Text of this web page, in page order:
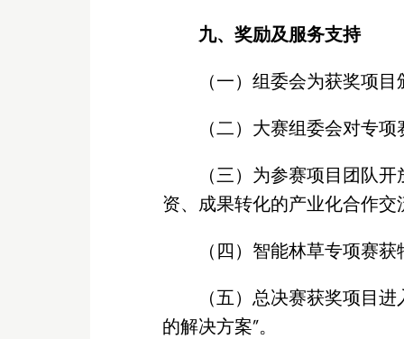
九、奖励及服务支持
（一）组委会为获奖项
（二）大赛组委会对专
（三）为参赛项目团队
资、成果转化的产业化合作交
（四）智能林草专项赛
（五）总决赛获奖项目
的解决方案”。